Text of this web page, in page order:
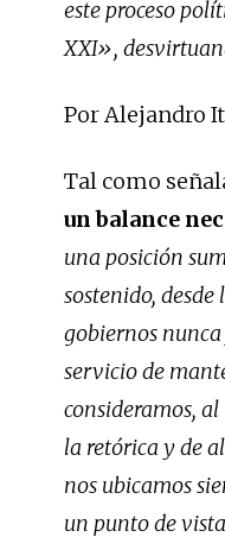
este proceso
XXI»,
Por Alejandro
Tal como
un balance
una posición
sostenido,
gobiernos nunca
servicio de
consideramos,
la retórica y de
nos ubicamos
un punto de